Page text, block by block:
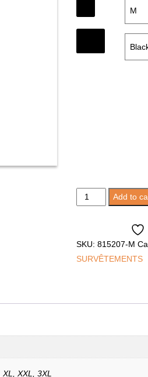
OSIRIS
HERO
Add to
SKU: 815207-M
SURVÊTEMENTS
XXL, 3XL